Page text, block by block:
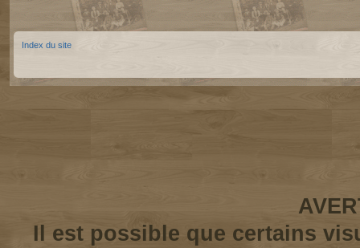
Index du site
Il est possible que certains